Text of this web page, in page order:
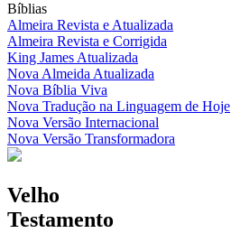
Bíblias
Almeira Revista e Atualizada
Almeira Revista e Corrigida
King James Atualizada
Nova Almeida Atualizada
Nova Bíblia Viva
Nova Tradução na Linguagem de Hoje
Nova Versão Internacional
Nova Versão Transformadora
Velho
Testamento